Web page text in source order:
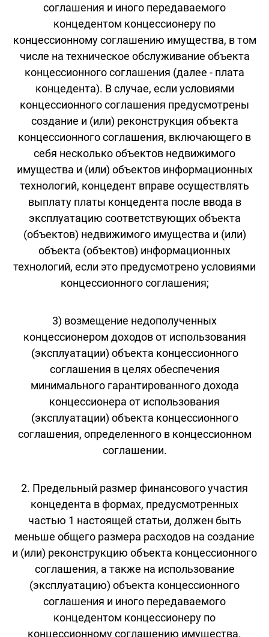
соглашения и иного передаваемого
концедентом концессионеру по
концессионному соглашению имущества, в том
числе на техническое обслуживание объекта
концессионного соглашения (далее - плата
концедента). В случае, если условиями
концессионного соглашения предусмотрены
создание и (или) реконструкция объекта
концессионного соглашения, включающего в
себя несколько объектов недвижимого
имущества и (или) объектов информационных
технологий, концедент вправе осуществлять
выплату платы концедента после ввода в
эксплуатацию соответствующих объекта
(объектов) недвижимого имущества и (или)
объекта (объектов) информационных
технологий, если это предусмотрено условиями
концессионного соглашения;
3) возмещение недополученных
концессионером доходов от использования
(эксплуатации) объекта концессионного
соглашения в целях обеспечения
минимального гарантированного дохода
концессионера от использования
(эксплуатации) объекта концессионного
соглашения, определенного в концессионном
соглашении.
2. Предельный размер финансового участия
концедента в формах, предусмотренных
частью 1 настоящей статьи, должен быть
меньше общего размера расходов на создание
и (или) реконструкцию объекта концессионного
соглашения, а также на использование
(эксплуатацию) объекта концессионного
соглашения и иного передаваемого
концедентом концессионеру по
концессионному соглашению имущества.